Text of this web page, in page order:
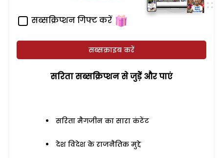
सब्सक्रिप्शन गिफ्ट करें
सब्सक्राइब करें
सरिता सब्सक्रिप्शन से जुड़ेें और पाएं
सरिता मैगजीन का सारा कंटेंट
देश विदेश के राजनैतिक मुद्दे